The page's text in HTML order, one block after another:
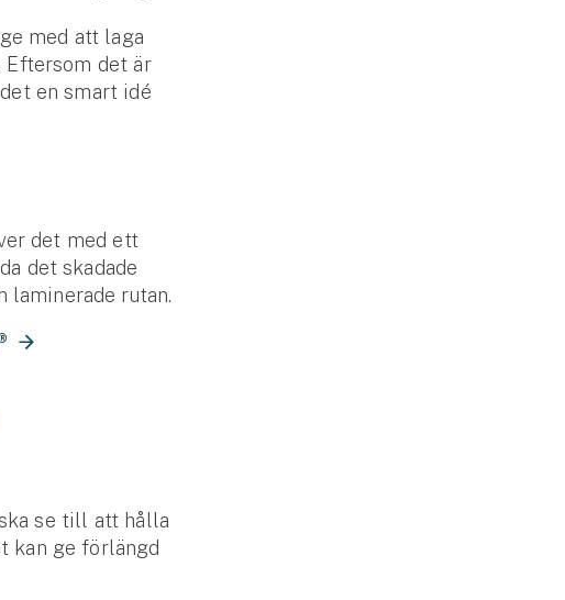
med att laga
det är
en smart idé
det med ett
det skadade
laminerade rutan.
se till att hålla
kan ge förlängd